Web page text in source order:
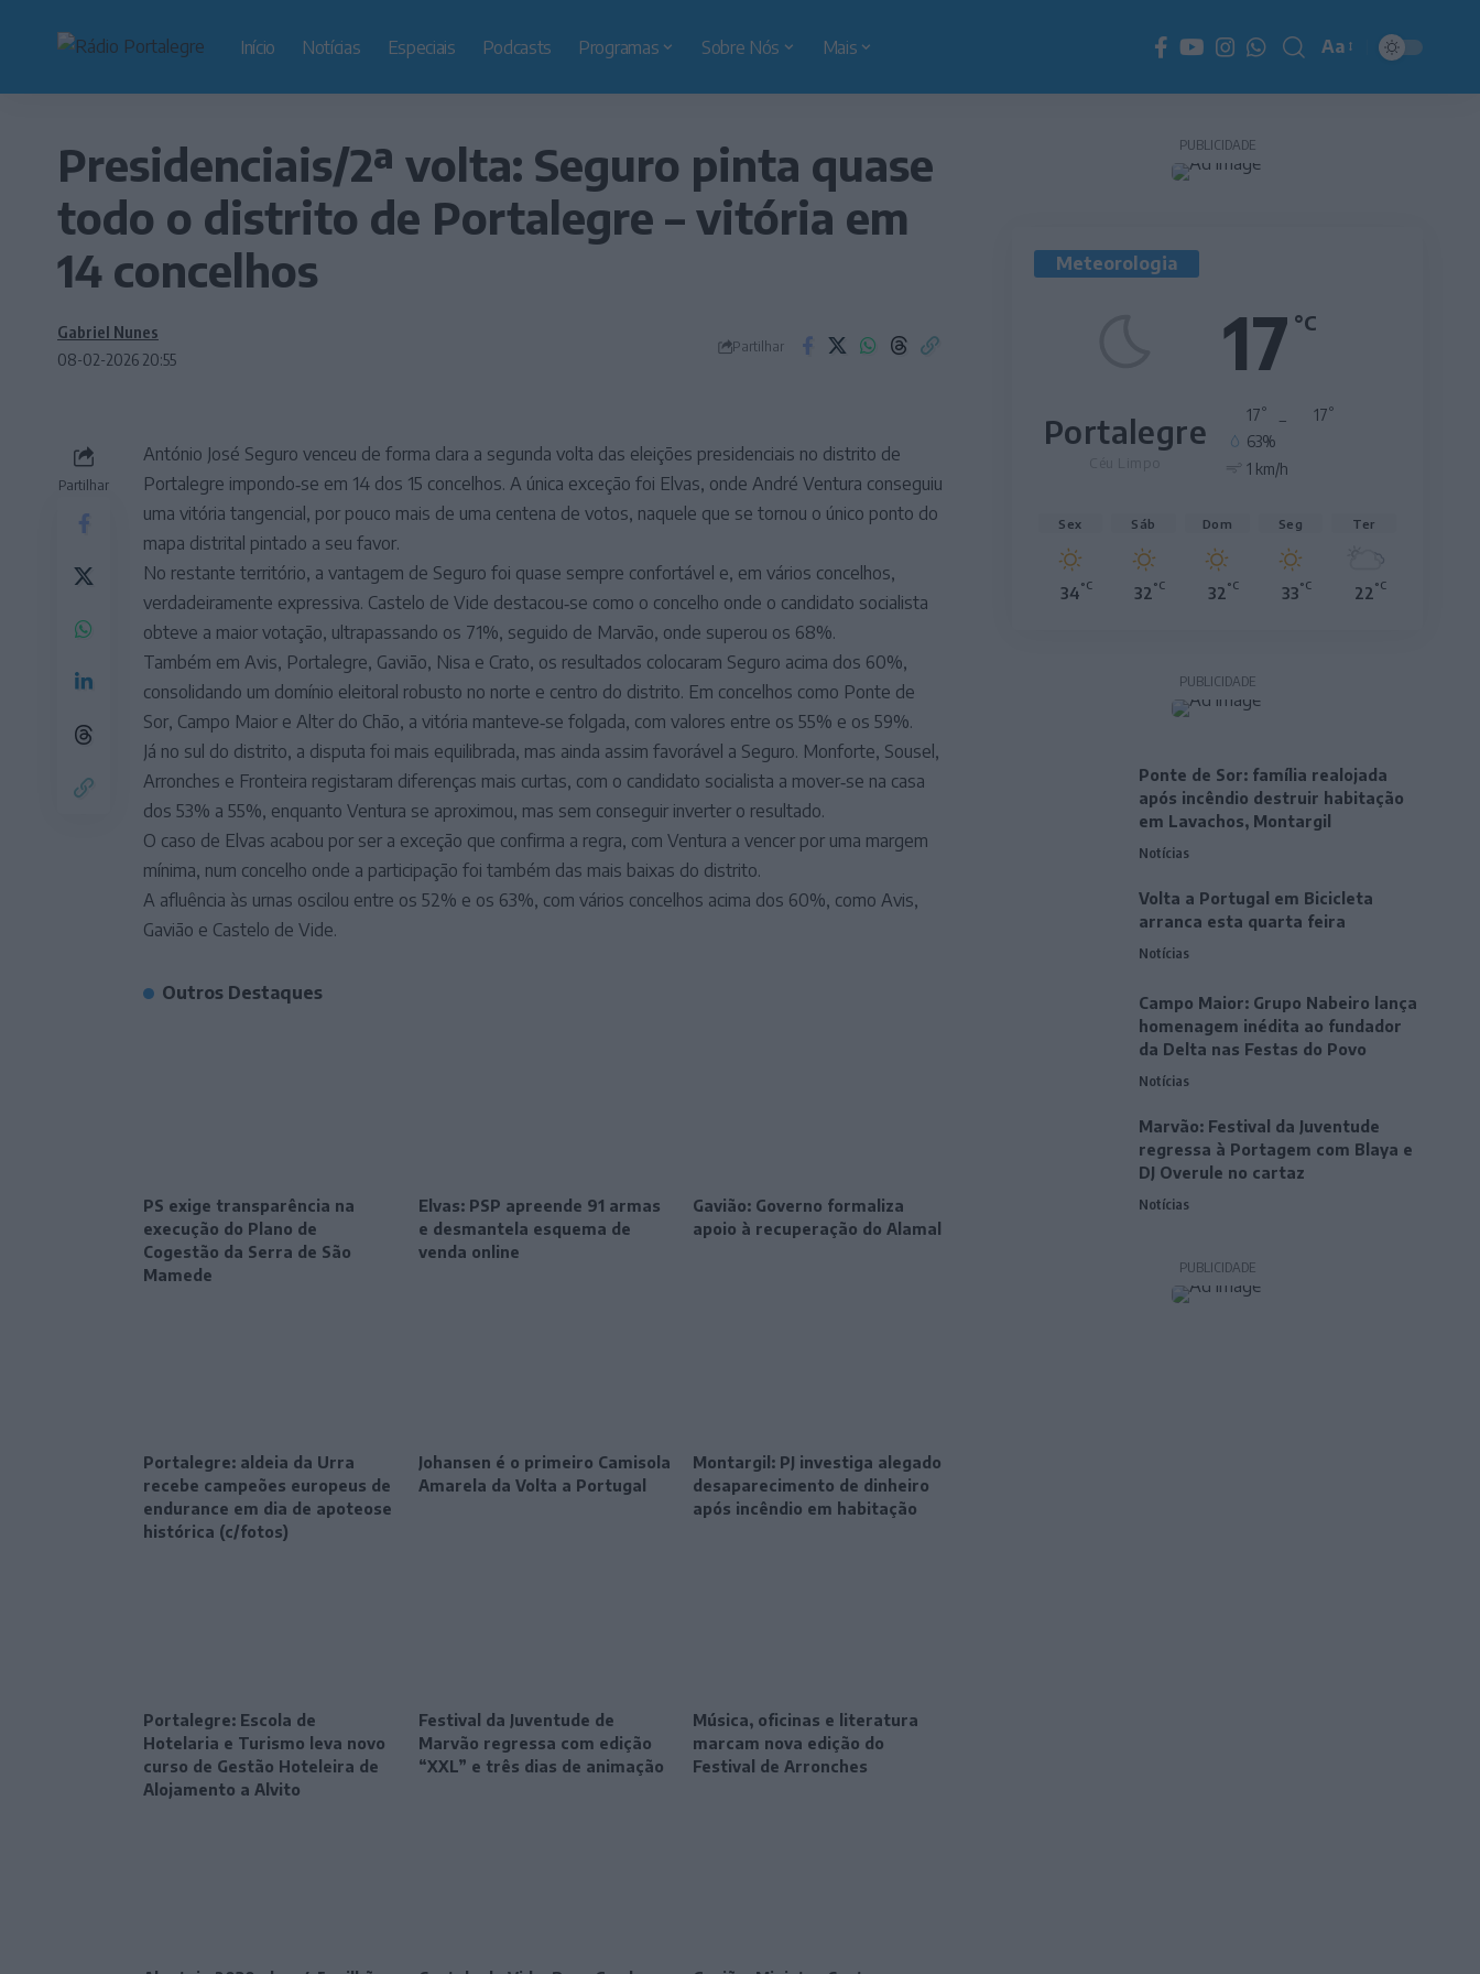
Início Notícias Especiais Podcasts Programas Sobre Nós Mais
Redimensionador
de
Aa
Presidenciais/2ª volta: Seguro pinta quase
todo o distrito de Portalegre – vitória em
14 concelhos
08-02-2026 20:55
Gabriel Nunes
Partilhar
Partilhar
António José Seguro venceu de forma clara a segunda volta das eleições presidenciais no distrito de
Portalegre impondo‑se em 14 dos 15 concelhos. A única exceção foi Elvas, onde André Ventura conseguiu
uma vitória tangencial, por pouco mais de uma centena de votos, naquele que se tornou o único ponto do
mapa distrital pintado a seu favor.
No restante território, a vantagem de Seguro foi quase sempre confortável e, em vários concelhos,
verdadeiramente expressiva. Castelo de Vide destacou‑se como o concelho onde o candidato socialista
obteve a maior votação, ultrapassando os 71%, seguido de Marvão, onde superou os 68%.
Também em Avis, Portalegre, Gavião, Nisa e Crato, os resultados colocaram Seguro acima dos 60%,
consolidando um domínio eleitoral robusto no norte e centro do distrito. Em concelhos como Ponte de
Sor, Campo Maior e Alter do Chão, a vitória manteve‑se folgada, com valores entre os 55% e os 59%.
Já no sul do distrito, a disputa foi mais equilibrada, mas ainda assim favorável a Seguro. Monforte, Sousel,
Arronches e Fronteira registaram diferenças mais curtas, com o candidato socialista a mover‑se na casa
dos 53% a 55%, enquanto Ventura se aproximou, mas sem conseguir inverter o resultado.
O caso de Elvas acabou por ser a exceção que confirma a regra, com Ventura a vencer por uma margem
mínima, num concelho onde a participação foi também das mais baixas do distrito.
A afluência às urnas oscilou entre os 52% e os 63%, com vários concelhos acima dos 60%, como Avis,
Gavião e Castelo de Vide.
Outros Destaques
PS exige transparência na
execução do Plano de
Cogestão da Serra de São
Mamede
Elvas: PSP apreende 91 armas
e desmantela esquema de
venda online
Gavião: Governo formaliza
apoio à recuperação do Alamal
Portalegre: aldeia da Urra
recebe campeões europeus de
endurance em dia de apoteose
histórica (c/fotos)
Johansen é o primeiro Camisola
Amarela da Volta a Portugal
Montargil: PJ investiga alegado
desaparecimento de dinheiro
após incêndio em habitação
Portalegre: Escola de
Hotelaria e Turismo leva novo
curso de Gestão Hoteleira de
Alojamento a Alvito
Festival da Juventude de
Marvão regressa com edição
“XXL” e três dias de animação
Música, oficinas e literatura
marcam nova edição do
Festival de Arronches
PUBLICIDADE
Meteorologia
17 °C
Portalegre 17° 17°
63%
1 km/h
Sex
34°C
Sáb
32°C
Dom
32°C
Seg
33°C
Ter
22°C
PUBLICIDADE
Ponte de Sor: família realojada
após incêndio destruir habitação
em Lavachos, Montargil
Notícias
Volta a Portugal em Bicicleta
arranca esta quarta feira
Notícias
Campo Maior: Grupo Nabeiro lança
homenagem inédita ao fundador
da Delta nas Festas do Povo
Notícias
Marvão: Festival da Juventude
regressa à Portagem com Blaya e
DJ Overule no cartaz
Notícias
PUBLICIDADE